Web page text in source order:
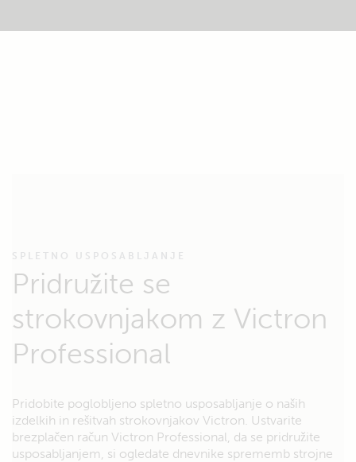
SPLETNO USPOSABLJANJE
Pridružite se
strokovnjakom z Victron
Professional
Pridobite poglobljeno spletno usposabljanje o naših
izdelkih in rešitvah strokovnjakov Victron. Ustvarite
brezplačen račun Victron Professional, da se pridružite
usposabljanjem, si ogledate dnevnike sprememb strojne